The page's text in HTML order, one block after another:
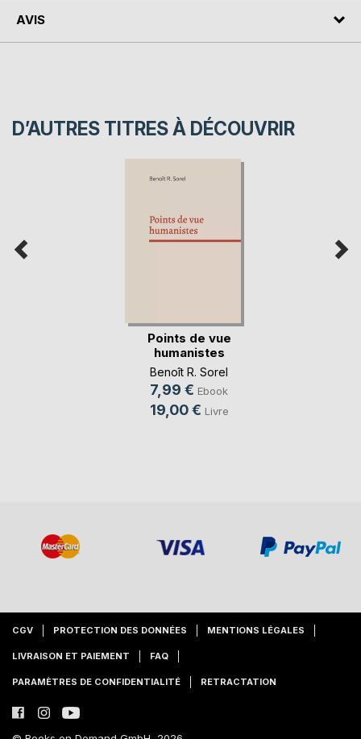
AVIS
D’AUTRES TITRES À DÉCOUVRIR
Points de vue
humanistes
Benoît R. Sorel
7,99 € Ebook
19,00 € Livre
CGV PROTECTION DES DONNÉES MENTIONS LÉGALES
LIVRAISON ET PAIEMENT FAQ
PARAMÈTRES DE CONFIDENTIALITÉ RETRACTATION